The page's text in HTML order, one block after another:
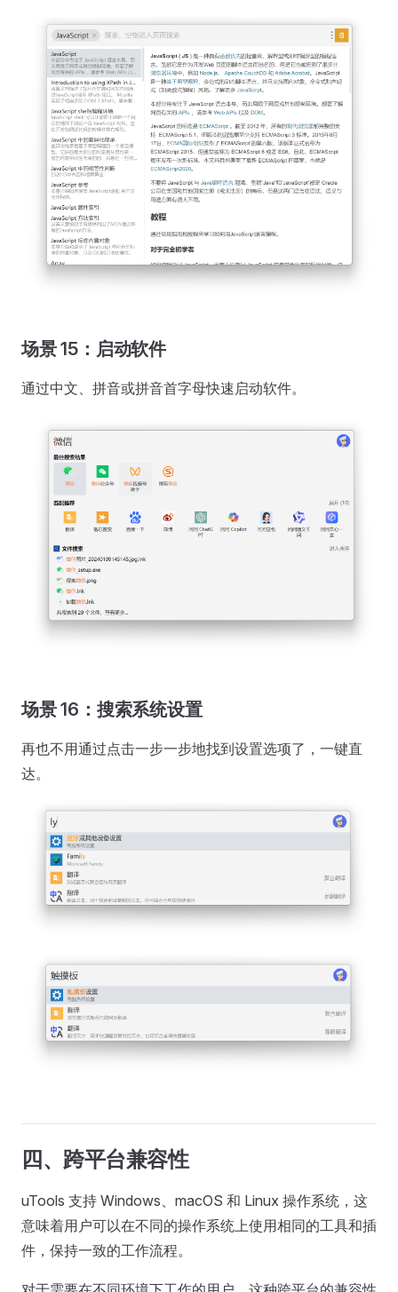
场景 15：启动软件
通过中文、拼音或拼音首字母快速启动软件。
场景 16：搜索系统设置
再也不用通过点击一步一步地找到设置选项了，一键直
达。
四、跨平台兼容性
uTools 支持 Windows、macOS 和 Linux 操作系统，这
意味着用户可以在不同的操作系统上使用相同的工具和插
件，保持一致的工作流程。